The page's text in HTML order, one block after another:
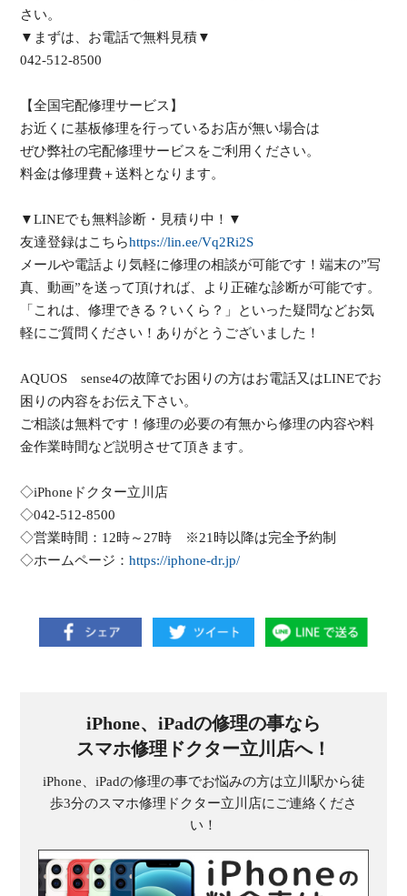
さい。
▼まずは、お電話で無料見積▼
042-512-8500
【全国宅配修理サービス】
お近くに基板修理を行っているお店が無い場合は
ぜひ弊社の宅配修理サービスをご利用ください。
料金は修理費＋送料となります。
▼LINEでも無料診断・見積り中！▼
友達登録はこちらhttps://lin.ee/Vq2Ri2S
メールや電話より気軽に修理の相談が可能です！端末の”写
真、動画”を送って頂ければ、より正確な診断が可能です。
「これは、修理できる？いくら？」といった疑問などお気
軽にご質問ください！ありがとうございました！
AQUOS sense4の故障でお困りの方はお電話又はLINEでお
困りの内容をお伝え下さい。
ご相談は無料です！修理の必要の有無から修理の内容や料
金作業時間など説明させて頂きます。
◇iPhoneドクター立川店
◇042-512-8500
◇営業時間：12時～27時 ※21時以降は完全予約制
◇ホームページ：https://iphone-dr.jp/
iPhone、iPadの修理の事なら
スマホ修理ドクター立川店へ！
iPhone、iPadの修理の事でお悩みの方は立川駅から徒
歩3分のスマホ修理ドクター立川店にご連絡くださ
い！